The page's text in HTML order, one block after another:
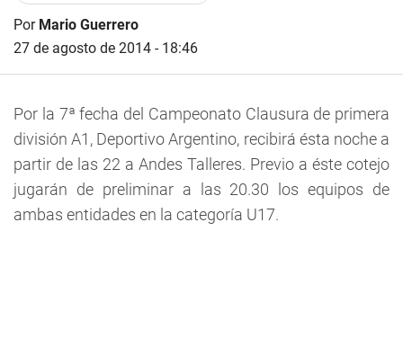
Por Mario Guerrero
27 de agosto de 2014 - 18:46
Por la 7ª fecha del Campeonato Clausura de primera
división A1, Deportivo Argentino, recibirá ésta noche a
partir de las 22 a Andes Talleres. Previo a éste cotejo
jugarán de preliminar a las 20.30 los equipos de
ambas entidades en la categoría U17.